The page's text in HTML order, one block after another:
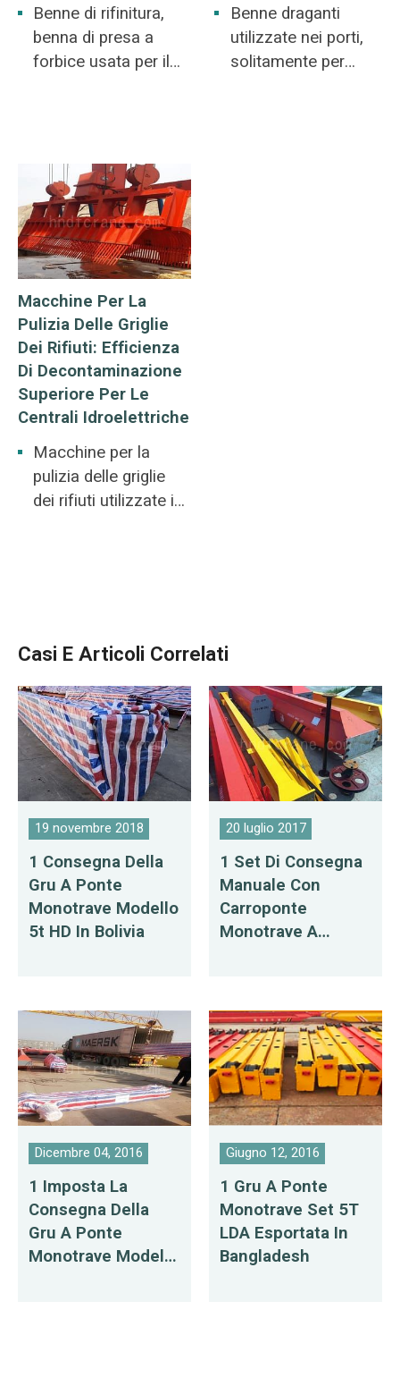
Benne di rifinitura,
benna di presa a
forbice usata per il
ferro, carbone e
fertilizzante alla
rinfusa.
Benne draganti
utilizzate nei porti,
solitamente per
Macchine Per La
Pulizia Delle Griglie
Dei Rifiuti: Efficienza
Di Decontaminazione
Superiore Per Le
Centrali Idroelettriche
Macchine per la
pulizia delle griglie
dei rifiuti utilizzate in
Casi E Articoli Correlati
19 novembre 2018
1 Consegna Della
Gru A Ponte
Monotrave Modello
5t HD In Bolivia
20 luglio 2017
1 Set Di Consegna
Manuale Con
Carroponte
Monotrave A
Dicembre 04, 2016
1 Imposta La
Consegna Della
Gru A Ponte
Monotrave Modello
Giugno 12, 2016
1 Gru A Ponte
Monotrave Set 5T
LDA Esportata In
Bangladesh